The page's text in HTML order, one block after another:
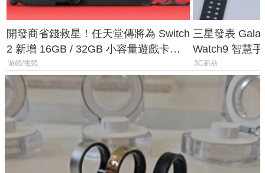
開發商省錢救星！任天堂傳將為 Switch
2 新增 16GB / 32GB 小容量遊戲卡的
選擇
遊戲/電競
三星發表
Watch9 智慧
導航功能
3C新品